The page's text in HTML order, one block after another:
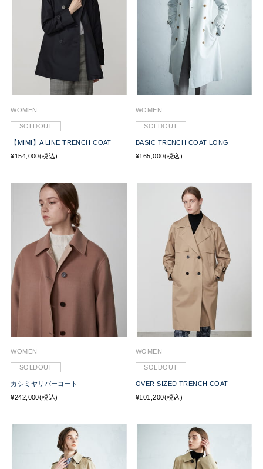
WOMEN
SOLDOUT
【MIMI】A LINE TRENCH COAT
¥154,000(税込)
WOMEN
SOLDOUT
BASIC TRENCH COAT LONG
¥165,000(税込)
WOMEN
SOLDOUT
カシミヤリバーコート
¥242,000(税込)
WOMEN
SOLDOUT
OVER SIZED TRENCH COAT
¥101,200(税込)